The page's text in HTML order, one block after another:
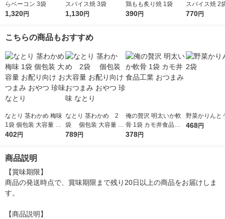
らベーコン 3袋
1,320円
スパイス焼 3袋
1,130円
鶏もも炙り焼 1袋
390円
スパイス焼 2
770円
こちらの商品もおすすめ
なとり 茎わかめ 梅味
1袋 個包装 大容量 お
配り向け おつまみ お
402円
なとり 茎わかめ 2
袋 個包装 大容量 お
配り向け おつまみ お
789円
俺の贅沢 明太いか軟
骨 1袋 カモ井食品工
業 おつまみ
378円
野菜かりんと
468円
商品説明
【賞味期限】
商品の発送時点で、賞味期限まで残り20日以上の商品をお届けしま
す。
【商品説明】